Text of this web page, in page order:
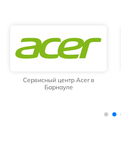
Сервисный центр Acer в
Барнауле